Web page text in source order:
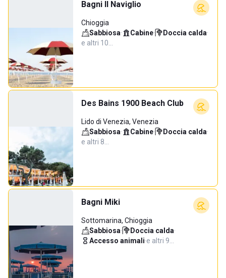
Bagni Il Naviglio
Chioggia
Sabbiosa· Cabine· Doccia calda·
e altri 10…
Des Bains 1900 Beach Club
Lido di Venezia, Venezia
Sabbiosa· Cabine· Doccia calda·
e altri 8…
Bagni Miki
Sottomarina, Chioggia
Sabbiosa· Doccia calda·
Accesso animali·e altri 9…